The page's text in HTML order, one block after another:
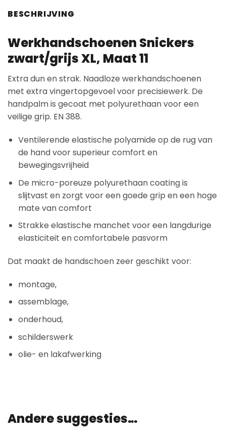
BESCHRIJVING
Werkhandschoenen Snickers
zwart/grijs XL, Maat 11
Extra dun en strak. Naadloze werkhandschoenen
met extra vingertopgevoel voor precisiewerk. De
handpalm is gecoat met polyurethaan voor een
veilige grip. EN 388.
Ventilerende elastische polyamide op de rug van
de hand voor superieur comfort en
bewegingsvrijheid
De micro-poreuze polyurethaan coating is
slijtvast en zorgt voor een goede grip en een hoge
mate van comfort
Strakke elastische manchet voor een langdurige
elasticiteit en comfortabele pasvorm
Dat maakt de handschoen zeer geschikt voor:
montage,
assemblage,
onderhoud,
schilderswerk
olie- en lakafwerking
Andere suggesties…